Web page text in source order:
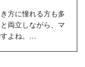
方に憧れる方も多
両立しながら、マ
よね。